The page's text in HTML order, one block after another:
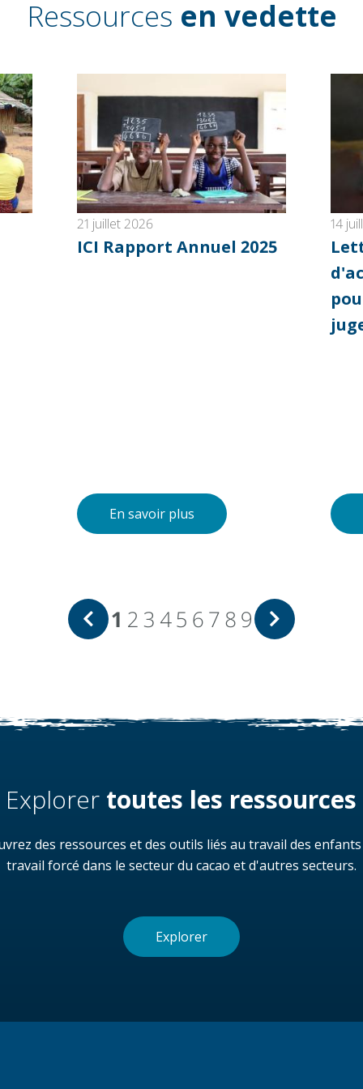
Ressources en vedette
21 juillet 2026
ICI Rapport Annuel 2025
En savoir plus
14
1 23 45 67 89
Explorer toutes les ressources
des ressources et des outils liés au travail des
travail forcé dans le secteur du cacao et d'autres secteurs.
Explorer